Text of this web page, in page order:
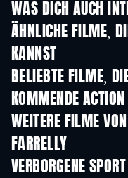
WAS DICH AUCH
ÄHNLICHE FILME,
KANNST
BELIEBTE FILME,
KOMMENDE
WEITERE FILME
FARRELLY
VERBORGENE